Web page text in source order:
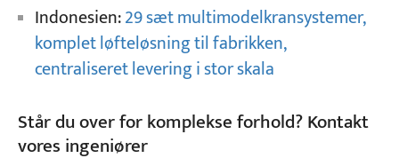
Indonesien:29 sæt multimodelkransystemer,
komplet løfteløsning til fabrikken,
centraliseret levering i stor skala
Står du over for komplekse forhold? Kontakt
vores ingeniører